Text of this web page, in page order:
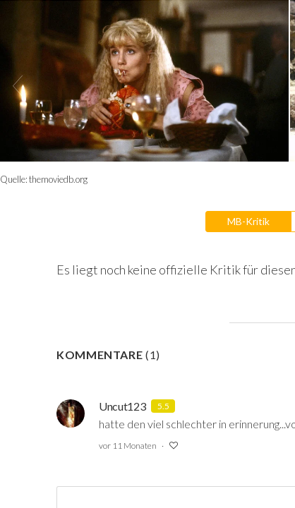
Quelle:themoviedb.org
MB-Kritik
Es liegt noch keine offizielle Kritik für
KOMMENTARE(1)
Uncut123 5.5
hatte den viel schlechter in
vor 11 Monaten